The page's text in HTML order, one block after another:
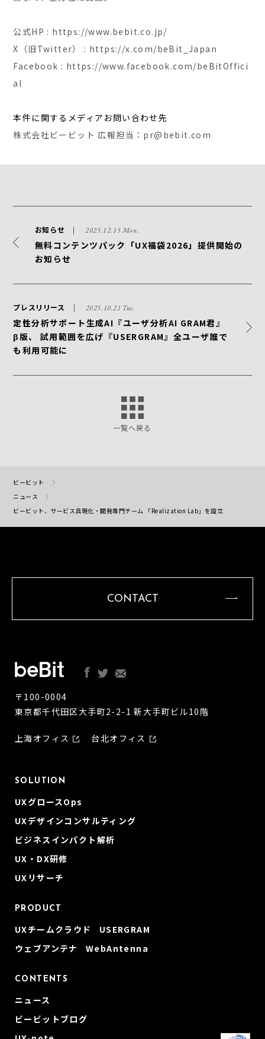
公式HP : https://www.bebit.co.jp/
X（旧Twitter） : https://x.com/beBit_Japan
Facebook : https://www.facebook.com/beBitOffici
al
本件に関するメディアお問い合わせ先
株式会社ビービット 広報担当：pr@bebit.com
お知らせ 2025.12.15 Mon.
無料コンテンツパック「UX福袋2026」提供開始の
お知らせ
プレスリリース 2025.10.21 Tue.
定性分析サポート生成AI『ユーザ分析AI GRAM君』
β版、 試用範囲を広げ『USERGRAM』全ユーザ誰で
も利用可能に
一覧へ戻る
ビービット
ニュース
ビービット、サービス具現化・開発専門チーム 「Realization Lab」を設立
CONTACT
〒100-0004
東京都千代田区大手町2-2-1 新大手町ビル10階
上海オフィス 台北オフィス
SOLUTION
UXグロースOps
UXデザインコンサルティング
ビジネスインパクト解析
UX・DX研修
UXリサーチ
PRODUCT
UXチームクラウド USERGRAM
ウェブアンテナ WebAntenna
CONTENTS
ニュース
ビービットブログ